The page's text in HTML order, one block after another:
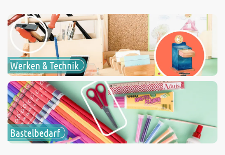
Werken & Technik
Bastelbedarf